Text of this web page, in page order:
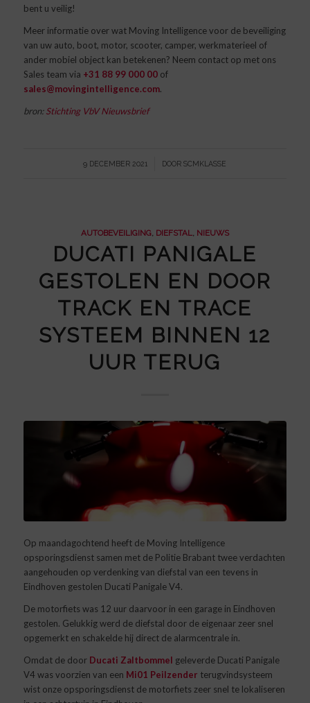
bent u veilig!
Meer informatie over wat Moving Intelligence voor de beveiliging
van uw auto, boot, motor, scooter, camper, werkmaterieel of
ander mobiel object kan betekenen? Neem contact op met ons
Sales team via +31 88 99 000 00of
sales@movingintelligence.com.
bron:Stichting VbV Nieuwsbrief
9 DECEMBER 2021
/ DOORSCMKLASSE
AUTOBEVEILIGING, DIEFSTAL, NIEUWS
DUCATI PANIGALE
GESTOLEN EN DOOR
TRACK EN TRACE
SYSTEEM BINNEN 12
UUR TERUG
Op maandagochtend heeft de Moving Intelligence
opsporingsdienst samen met de Politie Brabant twee verdachten
aangehouden op verdenking van diefstal van een tevens in
Eindhoven gestolen Ducati Panigale V4.
De motorfiets was 12 uur daarvoor in een garage in Eindhoven
gestolen. Gelukkig werd de diefstal door de eigenaar zeer snel
opgemerkt en schakelde hij direct de alarmcentrale in.
Omdat de door Ducati Zaltbommel geleverde Ducati Panigale
V4 was voorzien van een Mi01 Peilzender terugvindsysteem
wist onze opsporingsdienst de motorfiets zeer snel te lokaliseren